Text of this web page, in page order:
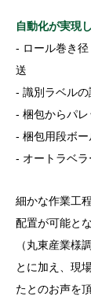
自動化が実現
‐ ロール巻き
送
‐ 識別ラベルの
‐ 梱包からパ
‐ 梱包用段ボ
‐ オートラベ
細かな作業工
配置が可能と
（丸東産業様
とに加え、現
たとのお声を